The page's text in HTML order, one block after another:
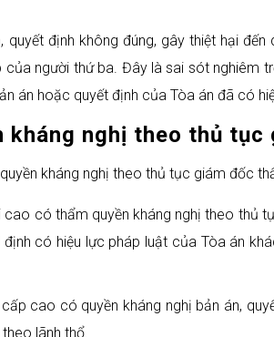
định không đúng, gây thiệt hại
người thứ ba. Đây là sai sót nghiêm
án hoặc quyết định của Tòa án đã có
kháng nghị theo thủ tục
kháng nghị theo thủ tục giám đốc
có thẩm quyền kháng nghị theo thủ
có hiệu lực pháp luật của Tòa án
cao có quyền kháng nghị bản án,
lãnh thổ.